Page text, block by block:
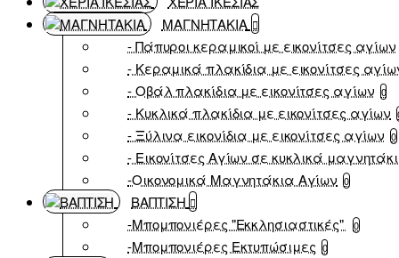
ΜΑΓΝΗΤΑΚΙΑ
- Πάπυροι κεραμικοί με εικονίτσες αγίων
- Κεραμικά πλακίδια με εικονίτσες
- Οβάλ πλακίδια με εικονίτσες αγίων 0
- Κυκλικά πλακίδια με εικονίτσες αγίων
- Ξύλινα εικονίδια με εικονίτσες αγίων 0
- Εικονίτσες Αγίων σε κυκλικά
-Οικονομικά Μαγνητάκια Αγίων 0
ΒΑΠΤΙΣΗ
-Μπομπονιέρες "Εκκλησιαστικές"
0
-Μπομπονιέρες Εκτυπώσιμες 0